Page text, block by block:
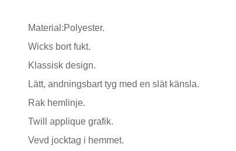
Material:Polyester.
Wicks bort fukt.
Klassisk design.
Lätt, andningsbart tyg med en slät känsla.
Rak hemlinje.
Twill applique grafik.
Vevd jocktag i hemmet.